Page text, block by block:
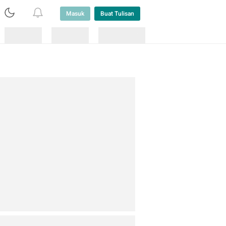
Masuk Buat Tulisan